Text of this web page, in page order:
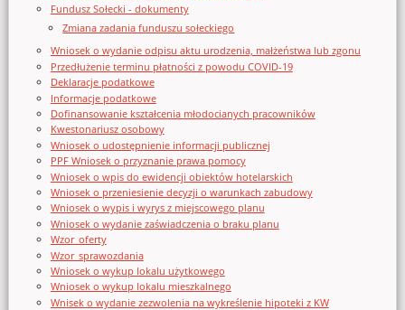
Fundusz Sołecki - dokumenty
Zmiana zadania funduszu sołeckiego
Wniosek o wydanie odpisu aktu urodzenia, małżeństwa lub zgonu
Przedłużenie terminu płatności z powodu COVID-19
Deklaracje podatkowe
Informacje podatkowe
Dofinansowanie kształcenia młodocianych pracowników
Kwestonariusz osobowy
Wniosek o udostępnienie informacji publicznej
PPF Wniosek o przyznanie prawa pomocy
Wniosek o wpis do ewidencji obiektów hotelarskich
Wniosek o przeniesienie decyzji o warunkach zabudowy
Wniosek o wypis i wyrys z miejscowego planu
Wniosek o wydanie zaświadczenia o braku planu
Wzor_oferty
Wzor_sprawozdania
Wniosek o wykup lokalu użytkowego
Wniosek o wykup lokalu mieszkalnego
Wnisek o wydanie zezwolenia na wykreślenie hipoteki z KW